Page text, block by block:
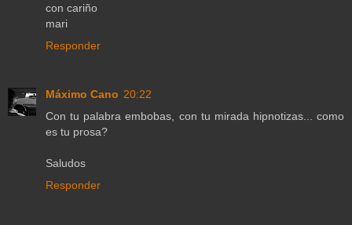
con cariño
mari
Responder
Máximo Cano 20:22
Con tu palabra embobas, con tu mirada hipnotizas... como
es tu prosa?
Saludos
Responder